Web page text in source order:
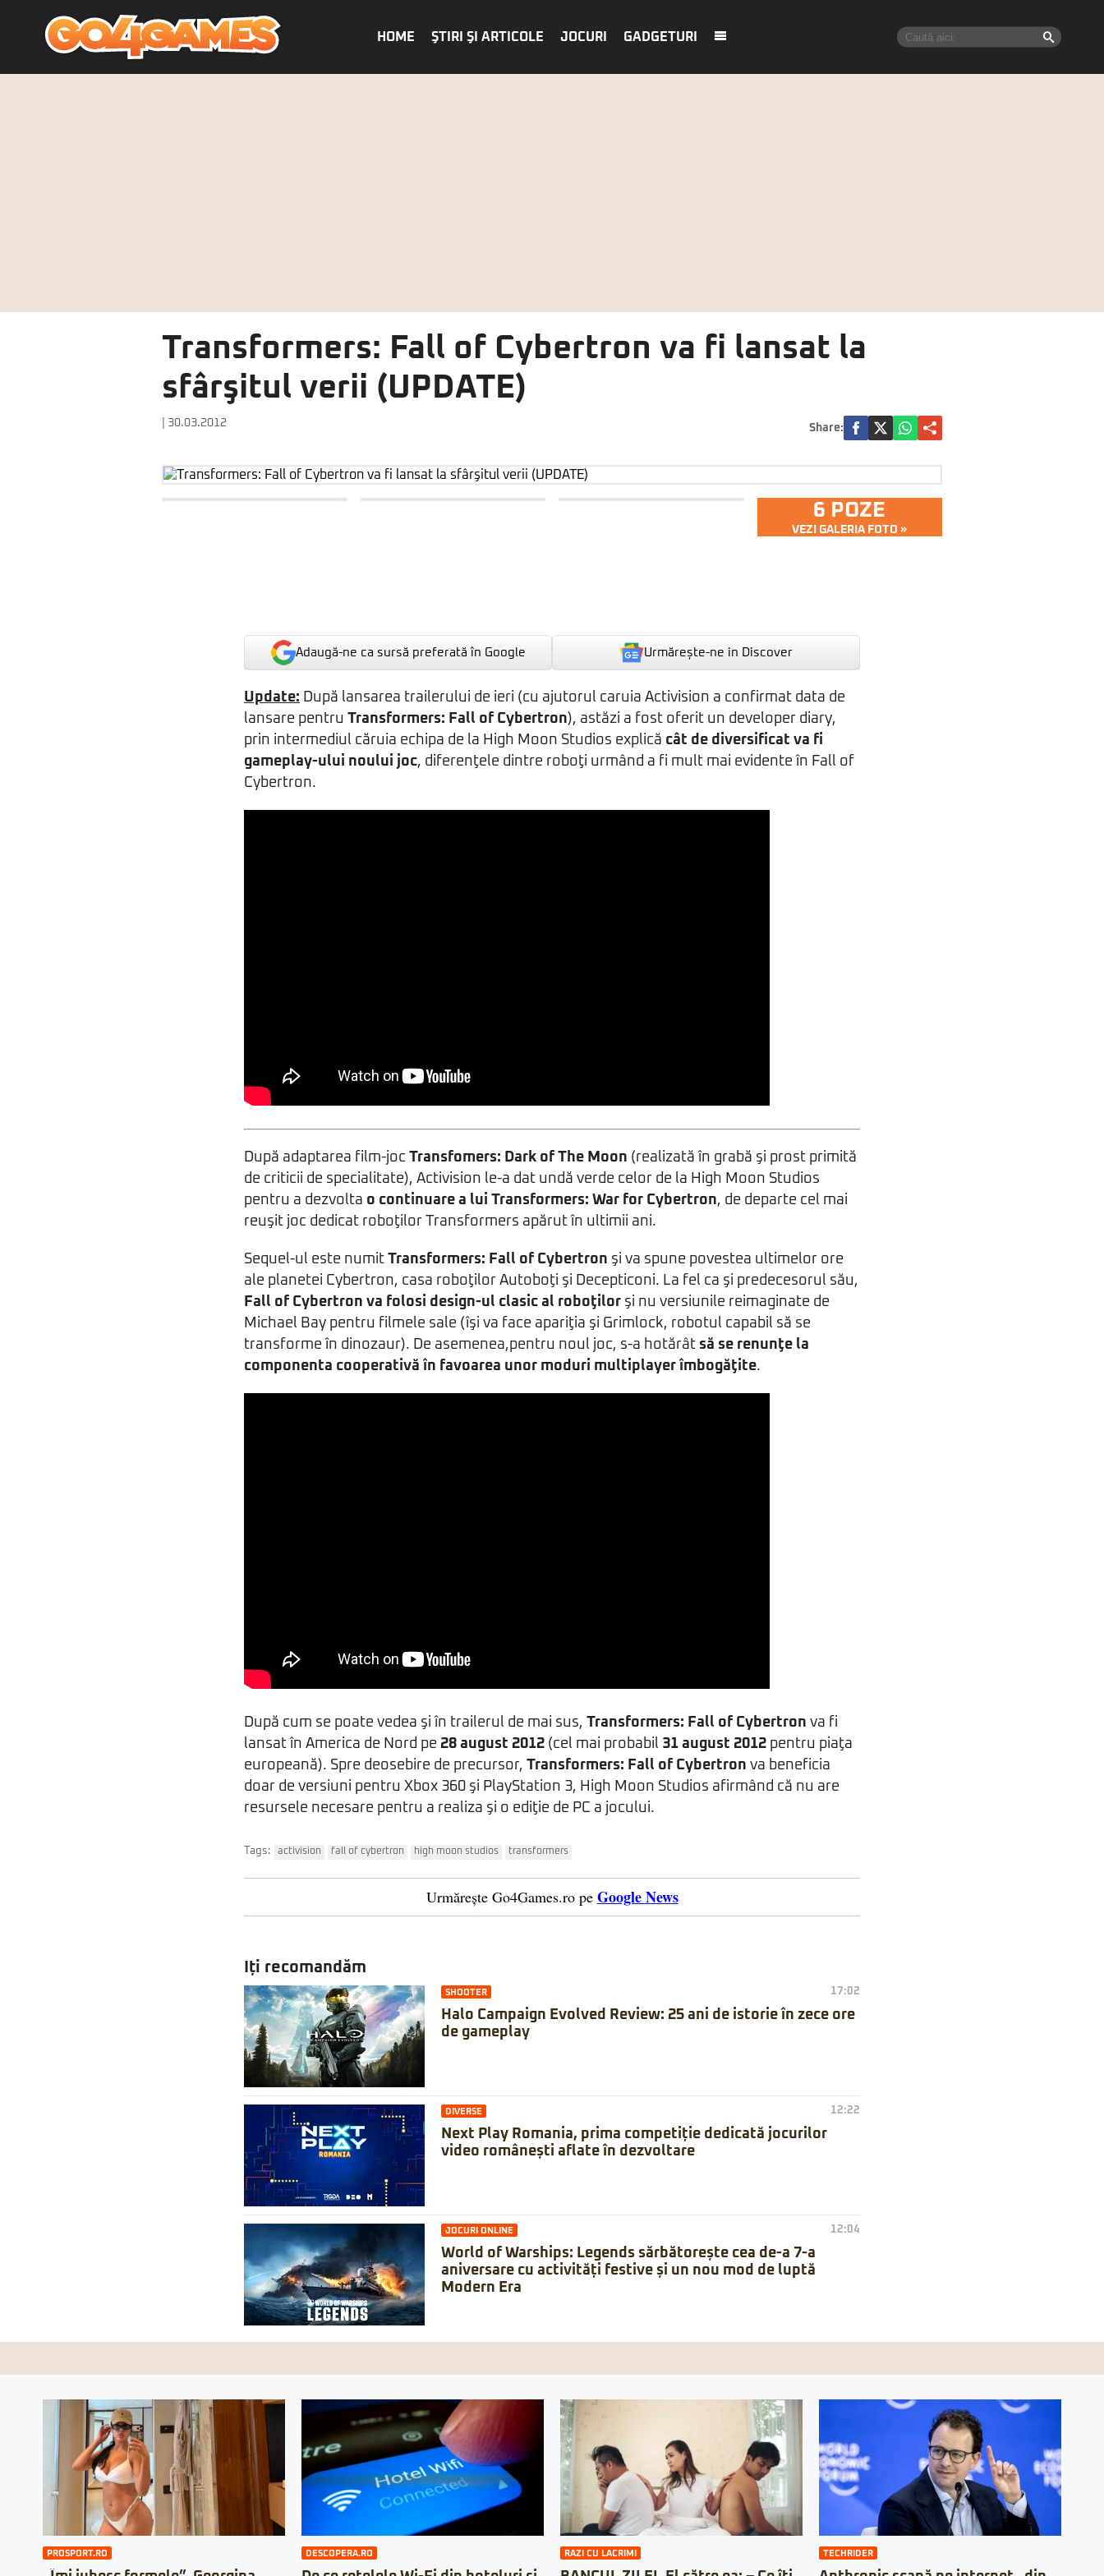
HOME ŞTIRI ŞI ARTICOLE JOCURI GADGETURI
Transformers: Fall of Cybertron va fi lansat la
sfârşitul verii (UPDATE)
| 30.03.2012 Share:
6 POZE
VEZI GALERIA FOTO »
Adaugă-ne ca sursă preferată în Google Urmărește-ne in Discover
Update: După lansarea trailerului de ieri (cu ajutorul caruia Activision a confirmat data de
lansare pentru Transformers: Fall of Cybertron), astăzi a fost oferit un developer diary,
prin intermediul căruia echipa de la High Moon Studios explică cât de diversificat va fi
gameplay-ului noului joc, diferenţele dintre roboţi urmând a fi mult mai evidente în Fall of
Cybertron.
După adaptarea film-joc Transfomers: Dark of The Moon (realizată în grabă şi prost primită
de criticii de specialitate), Activision le-a dat undă verde celor de la High Moon Studios
pentru a dezvolta o continuare a lui Transformers: War for Cybertron, de departe cel mai
reuşit joc dedicat roboţilor Transformers apărut în ultimii ani.
Sequel-ul este numit Transformers: Fall of Cybertron şi va spune povestea ultimelor ore
ale planetei Cybertron, casa roboţilor Autoboţi şi Decepticoni. La fel ca şi predecesorul său,
Fall of Cybertron va folosi design-ul clasic al roboţilor şi nu versiunile reimaginate de
Michael Bay pentru filmele sale (îşi va face apariţia şi Grimlock, robotul capabil să se
transforme în dinozaur). De asemenea,pentru noul joc, s-a hotărât să se renunţe la
componenta cooperativă în favoarea unor moduri multiplayer îmbogăţite.
După cum se poate vedea şi în trailerul de mai sus, Transformers: Fall of Cybertron va fi
lansat în America de Nord pe 28 august 2012 (cel mai probabil 31 august 2012 pentru piaţa
europeană). Spre deosebire de precursor, Transformers: Fall of Cybertron va beneficia
doar de versiuni pentru Xbox 360 şi PlayStation 3, High Moon Studios afirmând că nu are
resursele necesare pentru a realiza şi o ediţie de PC a jocului.
Tags: activision fall of cybertron high moon studios transformers
Urmărește Go4Games.ro pe Google News
Iți recomandăm
SHOOTER 17:02
Halo Campaign Evolved Review: 25 ani de istorie în zece ore
de gameplay
DIVERSE 12:22
Next Play Romania, prima competiție dedicată jocurilor
video românești aflate în dezvoltare
JOCURI ONLINE 12:04
World of Warships: Legends sărbătorește cea de-a 7-a
aniversare cu activități festive și un nou mod de luptă
Modern Era
PROSPORT.RO DESCOPERA.RO RAZI CU LACRIMI TECHRIDER